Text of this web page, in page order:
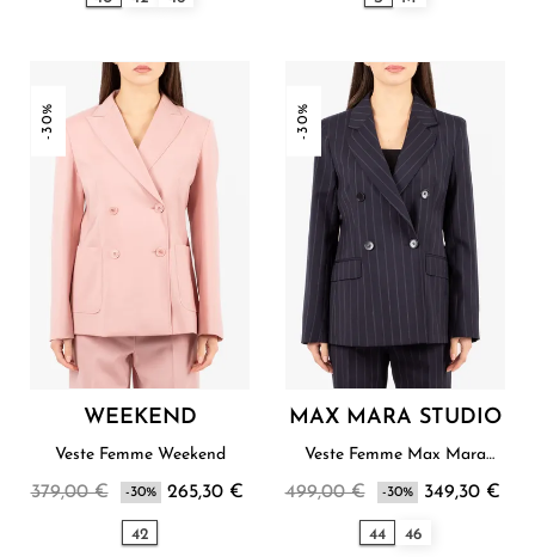
-30%
WEEKEND
Veste Femme Weekend
379,00 € -30% 265,30 €
42
-30%
MAX MARA STUDIO
Veste Femme Max Mara
499,00 € -30% 349,30 €
44 46